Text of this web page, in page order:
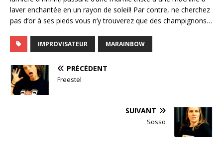
laver enchantée en un rayon de soleil! Par contre, ne cherchez
pas d’or à ses pieds vous n’y trouverez que des champignons…
IMPROVISATEUR MARAINBOW
PRÉCÉDENT
Freestel
SUIVANT
Sosso